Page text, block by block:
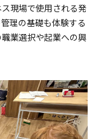
現場で使用される発
理の基礎も体験する
業選択や起業への興